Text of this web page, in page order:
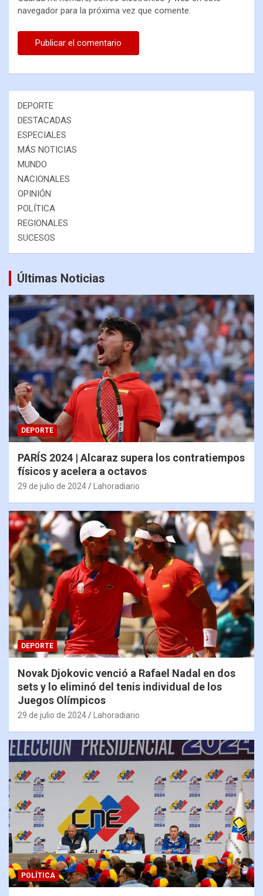
navegador para la próxima vez que comente.
DEPORTE
DESTACADAS
ESPECIALES
MÁS NOTICIAS
MUNDO
NACIONALES
OPINIÓN
POLÍTICA
REGIONALES
SUCESOS
Últimas Noticias
DEPORTE
PARÍS 2024 | Alcaraz supera los contratiempos
físicos y acelera a octavos
29 de julio de 2024 Lahoradiario
DEPORTE
Novak Djokovic venció a Rafael Nadal en dos
sets y lo eliminó del tenis individual de los
Juegos Olímpicos
29 de julio de 2024 Lahoradiario
POLÍTICA